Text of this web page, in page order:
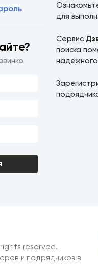
для
Сервис
поиска
надежного
rights reserved.
и подрядчиков в